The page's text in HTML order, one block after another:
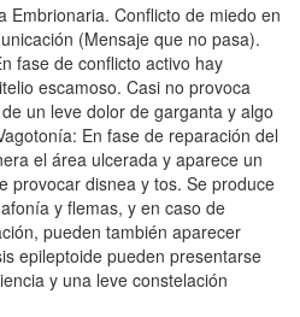
Embrionaria. Conflicto de miedo en
(Mensaje que no pasa).
fase de conflicto activo hay
escamoso. Casi no provoca
un leve dolor de garganta y algo
En fase de reparación del
el área ulcerada y aparece un
provocar disnea y tos. Se produce
y flemas, y en caso de
pueden también aparecer
epileptoide pueden presentarse
y una leve constelación